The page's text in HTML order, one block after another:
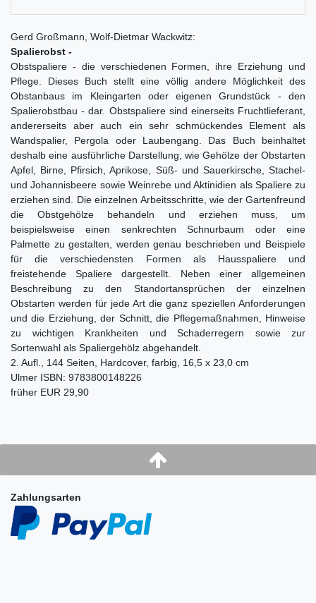
Gerd Großmann, Wolf-Dietmar Wackwitz:
Spalierobst -
Obstspaliere - die verschiedenen Formen, ihre Erziehung und
Pflege. Dieses Buch stellt eine völlig andere Möglichkeit des
Obstanbaus im Kleingarten oder eigenen Grundstück - den
Spalierobstbau - dar. Obstspaliere sind einerseits Fruchtlieferant,
andererseits aber auch ein sehr schmückendes Element als
Wandspalier, Pergola oder Laubengang. Das Buch beinhaltet
deshalb eine ausführliche Darstellung, wie Gehölze der Obstarten
Apfel, Birne, Pfirsich, Aprikose, Süß- und Sauerkirsche, Stachel-
und Johannisbeere sowie Weinrebe und Aktinidien als Spaliere zu
erziehen sind. Die einzelnen Arbeitsschritte, wie der Gartenfreund
die Obstgehölze behandeln und erziehen muss, um
beispielsweise einen senkrechten Schnurbaum oder eine
Palmette zu gestalten, werden genau beschrieben und Beispiele
für die verschiedensten Formen als Hausspaliere und
freistehende Spaliere dargestellt. Neben einer allgemeinen
Beschreibung zu den Standortansprüchen der einzelnen
Obstarten werden für jede Art die ganz speziellen Anforderungen
und die Erziehung, der Schnitt, die Pflegemaßnahmen, Hinweise
zu wichtigen Krankheiten und Schaderregern sowie zur
Sortenwahl als Spaliergehölz abgehandelt.
2. Aufl., 144 Seiten, Hardcover, farbig, 16,5 x 23,0 cm
Ulmer ISBN: 9783800148226
früher EUR 29,90
Zahlungsarten